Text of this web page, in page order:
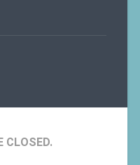
CLOSED.